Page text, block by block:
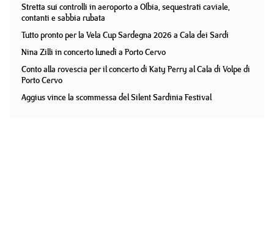
Stretta sui controlli in aeroporto a Olbia, sequestrati caviale,
contanti e sabbia rubata
Tutto pronto per la Vela Cup Sardegna 2026 a Cala dei Sardi
Nina Zilli in concerto lunedì a Porto Cervo
Conto alla rovescia per il concerto di Katy Perry al Cala di Volpe di
Porto Cervo
Aggius vince la scommessa del Silent Sardinia Festival